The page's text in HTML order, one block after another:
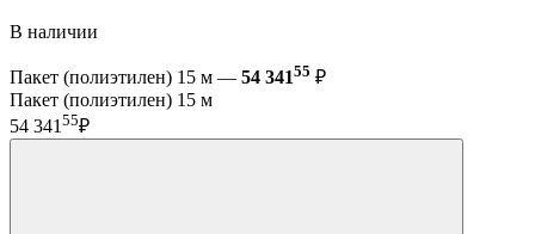
В наличии
Пакет (полиэтилен) 15 м — 54 34155 ₽
Пакет (полиэтилен) 15 м
54 34155₽